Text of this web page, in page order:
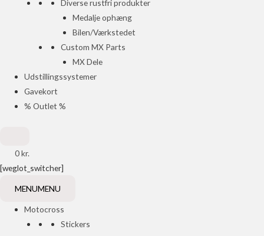
Diverse rustfri produkter
Medalje ophæng
Bilen/Værkstedet
Custom MX Parts
MX Dele
Udstillingssystemer
Gavekort
% Outlet %
0kr.
[weglot_switcher]
MENUMENU
Motocross
Stickers